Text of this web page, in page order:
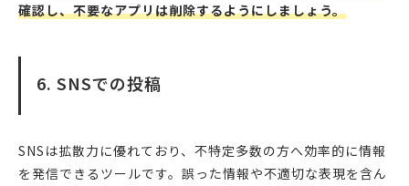
確認し、不要なアプリは削除するようにしましょう。
6. SNSでの投稿
SNSは拡散力に優れており、不特定多数の方へ効率的に情報
を発信できるツールです。誤った情報や不適切な表現を含ん